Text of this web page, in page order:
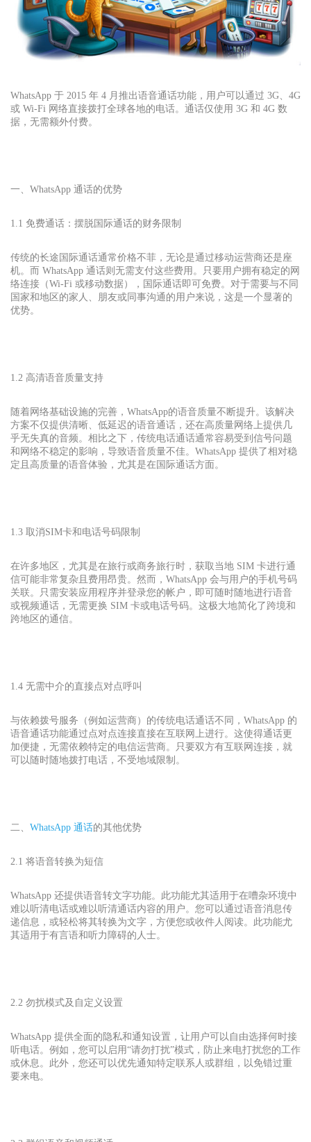
WhatsApp 于 2015 年 4 月推出语音通话功能，用户可以通过 3G、4G
或 Wi-Fi 网络直接拨打全球各地的电话。通话仅使用 3G 和 4G 数
据，无需额外付费。
一、WhatsApp 通话的优势
1.1 免费通话：摆脱国际通话的财务限制
传统的长途国际通话通常价格不菲，无论是通过移动运营商还是座
机。而 WhatsApp 通话则无需支付这些费用。只要用户拥有稳定的网
络连接（Wi-Fi 或移动数据），国际通话即可免费。对于需要与不同
国家和地区的家人、朋友或同事沟通的用户来说，这是一个显著的
优势。
1.2 高清语音质量支持
随着网络基础设施的完善， WhatsApp的语音质量不断提升。该解决
方案不仅提供清晰、低延迟的语音通话，还在高质量网络上提供几
乎无失真的音频。相比之下，传统电话通话通常容易受到信号问题
和网络不稳定的影响，导致语音质量不佳。WhatsApp 提供了相对稳
定且高质量的语音体验，尤其是在国际通话方面。
1.3 取消SIM卡和电话号码限制
在许多地区，尤其是在旅行或商务旅行时，获取当地 SIM 卡进行通
信可能非常复杂且费用昂贵。然而，WhatsApp 会与用户的手机号码
关联。只需安装应用程序并登录您的帐户，即可随时随地进行语音
或视频通话，无需更换 SIM 卡或电话号码。这极大地简化了跨境和
跨地区的通信。
1.4 无需中介的直接点对点呼叫
与依赖拨号服务（例如运营商）的传统电话通话不同，WhatsApp 的
语音通话功能通过点对点连接直接在互联网上进行。这使得通话更
加便捷，无需依赖特定的电信运营商。只要双方有互联网连接，就
可以随时随地拨打电话，不受地域限制。
二、 WhatsApp 通话的其他优势
2.1 将语音转换为短信
WhatsApp 还提供语音转文字功能。此功能尤其适用于在嘈杂环境中
难以听清电话或难以听清通话内容的用户。您可以通过语音消息传
递信息，或轻松将其转换为文字，方便您或收件人阅读。此功能尤
其适用于有言语和听力障碍的人士。
2.2 勿扰模式及自定义设置
WhatsApp 提供全面的隐私和通知设置，让用户可以自由选择何时接
听电话。例如，您可以启用“请勿打扰”模式，防止来电打扰您的工作
或休息。此外，您还可以优先通知特定联系人或群组，以免错过重
要来电。